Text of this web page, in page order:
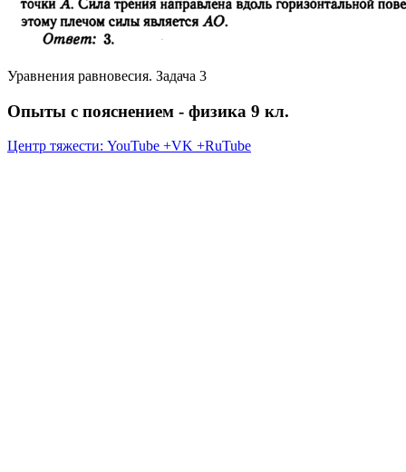
Уравнения равновесия. Задача 3
Опыты с пояснением - физика 9 кл.
Центр тяжести: YouTube +VK +RuTube